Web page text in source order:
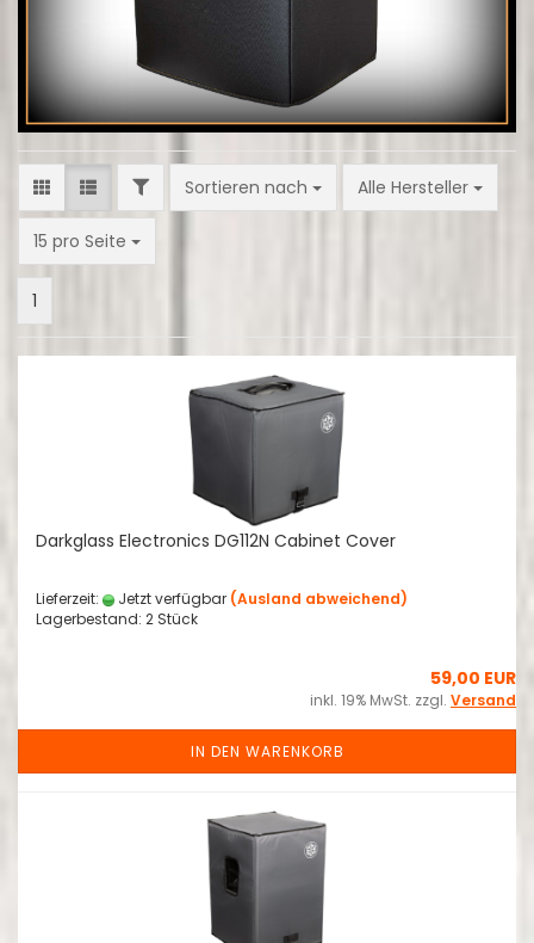
FILTERSortieren nach
Sortieren nach Alle Hersteller
15 pro Seite
pro Seite
1
Darkglass Electronics DG112N Cabinet Cover
Lieferzeit: Jetzt verfügbar (Ausland abweichend)
Lagerbestand: 2 Stück
59,00 EUR
inkl. 19% MwSt. zzgl. Versand
IN DEN WARENKORB